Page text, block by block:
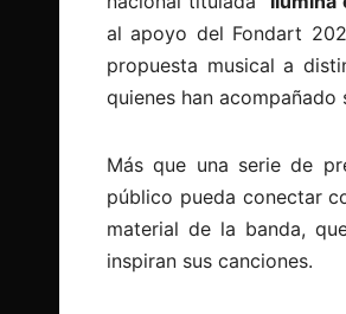
al apoyo del Fondart
propuesta musical a
quienes han
Más que una serie de
público pueda conectar
material de la banda,
inspiran sus canciones.